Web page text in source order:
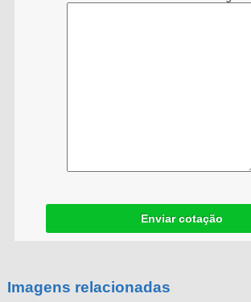
Enviar cotação
Imagens relacionadas